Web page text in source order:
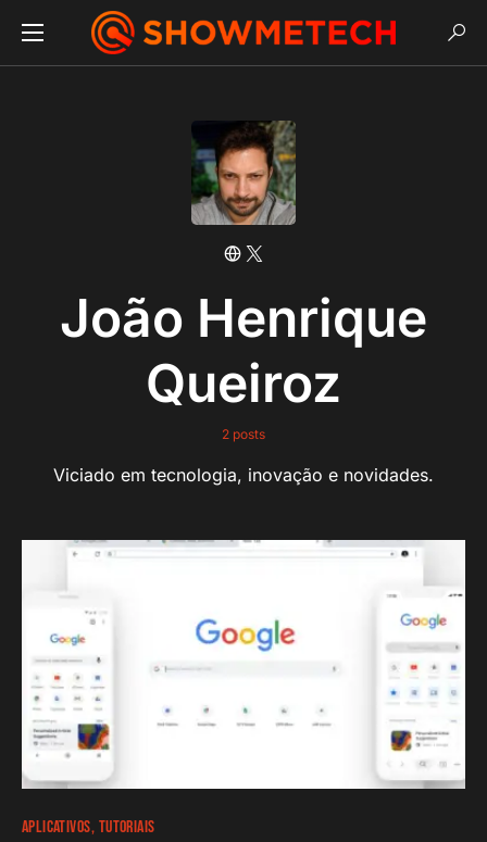
João Henrique
Queiroz
2 posts
Viciado em tecnologia, inovação e novidades.
APLICATIVOS TUTORIAIS